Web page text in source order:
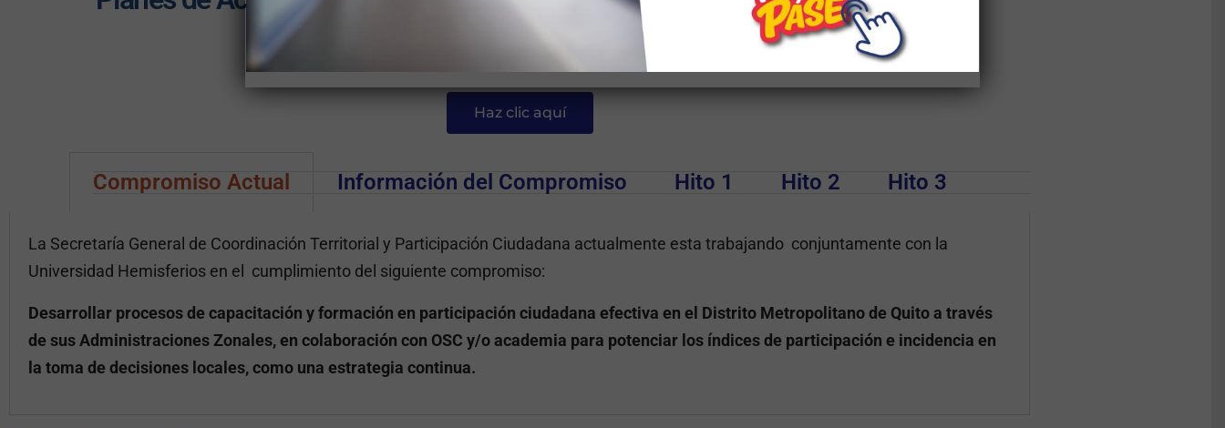
Más información del primer y segundo Plan de Acción de Gobierno Abierto
Haz clic aquí
Compromiso Actual Información del Compromiso Hito 1 Hito 2 Hito 3
La Secretaría General de Coordinación Territorial y Participación Ciudadana actualmente esta trabajando conjuntamente con la
Universidad Hemisferios en el cumplimiento del siguiente compromiso:
Desarrollar procesos de capacitación y formación en participación ciudadana efectiva en el Distrito Metropolitano de Quito a través
de sus Administraciones Zonales, en colaboración con OSC y/o academia para potenciar los índices de participación e incidencia en
la toma de decisiones locales, como una estrategia continua.